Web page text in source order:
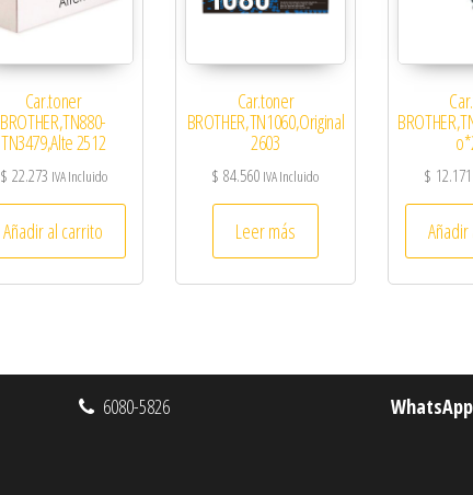
Car.toner
BROTHER,TN880-
TN3479,Alte 2512
$ 22.273 IVA Incluido
Añadir al carrito
Car.toner
BROTHER,TN1060,Original
2603
$ 84.560 IVA Incluido
Leer más
$ 12.171
6080-5826